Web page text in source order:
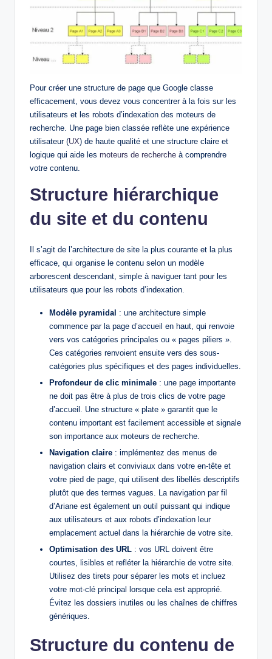
Pour créer une structure de page que Google classe
efficacement, vous devez vous concentrer à la fois sur les
utilisateurs et les robots d’indexation des moteurs de
recherche. Une page bien classée reflète une expérience
utilisateur (UX) de haute qualité et une structure claire et
logique qui aide les moteurs de recherche à comprendre
votre contenu.
Structure hiérarchique
du site et du contenu
Il s’agit de l’architecture de site la plus courante et la plus
efficace, qui organise le contenu selon un modèle
arborescent descendant, simple à naviguer tant pour les
utilisateurs que pour les robots d’indexation.
Modèle pyramidal : une architecture simple
commence par la page d’accueil en haut, qui renvoie
vers vos catégories principales ou « pages piliers ».
Ces catégories renvoient ensuite vers des sous-
catégories plus spécifiques et des pages individuelles.
Profondeur de clic minimale : une page importante
ne doit pas être à plus de trois clics de votre page
d’accueil. Une structure « plate » garantit que le
contenu important est facilement accessible et signale
son importance aux moteurs de recherche.
Navigation claire : implémentez des menus de
navigation clairs et conviviaux dans votre en-tête et
votre pied de page, qui utilisent des libellés descriptifs
plutôt que des termes vagues. La navigation par fil
d’Ariane est également un outil puissant qui indique
aux utilisateurs et aux robots d’indexation leur
emplacement actuel dans la hiérarchie de votre site.
Optimisation des URL : vos URL doivent être
courtes, lisibles et refléter la hiérarchie de votre site.
Utilisez des tirets pour séparer les mots et incluez
votre mot-clé principal lorsque cela est approprié.
Évitez les dossiers inutiles ou les chaînes de chiffres
génériques.
Structure du contenu de